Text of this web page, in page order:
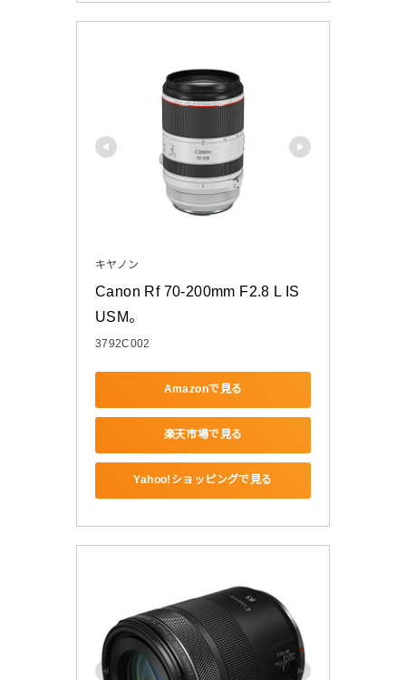
キヤノン
Canon Rf 70-200mm F2.8 L IS
USM。
3792C002
Amazonで見る
楽天市場で見る
Yahoo!ショッピングで見る